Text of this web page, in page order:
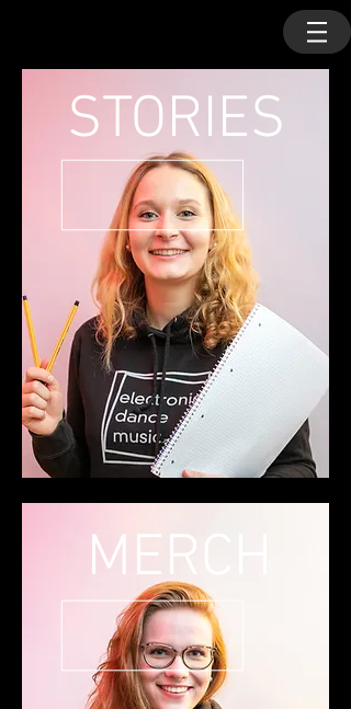
STORIES
MERCH